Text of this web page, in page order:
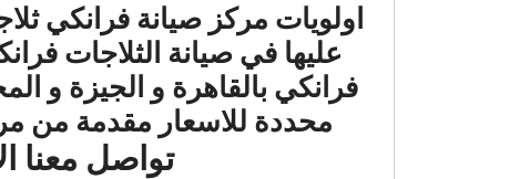
اولويات مركز صيانة فرانكي
عليها في صيانة الثلاجات
فرانكي بالقاهرة و الجيزة و
محددة للاسعار مقدمة من
تواصل معنا الان